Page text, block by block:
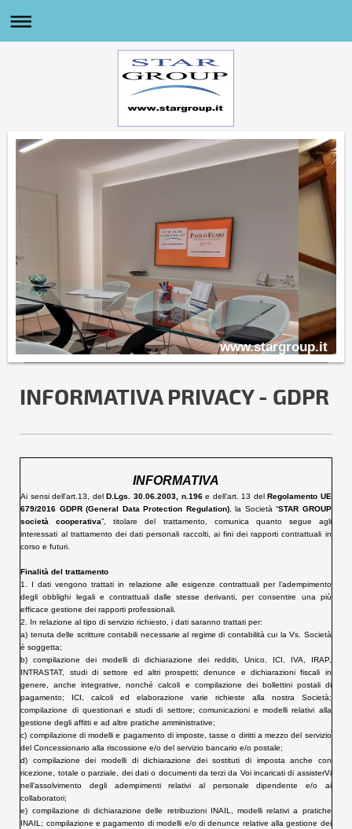
www.stargroup.it
INFORMATIVA PRIVACY - GDPR
INFORMATIVA
Ai sensi dell'art.13, delD.Lgs. 30.06.2003, n.196e dell’art. 13 delRegolamento UE
679/2016 GDPR (General Data Protection Regulation), la Società “STAR GROUP
società cooperativa”, titolare del trattamento, comunica quanto segue agli
interessati al trattamento dei dati personali raccolti, ai fini dei rapporti contrattuali in
corso e futuri.
Finalità del trattamento
1. I dati vengono trattati in relazione alle esigenze contrattuali per l’adempimento
degli obblighi legali e contrattuali dalle stesse derivanti, per consentire una più
efficace gestione dei rapporti professionali.
2. In relazione al tipo di servizio richiesto, i dati saranno trattati per:
a) tenuta delle scritture contabili necessarie al regime di contabilità cui la Vs. Società
è soggetta;
b) compilazione dei modelli di dichiarazione dei redditi, Unico, ICI, IVA, IRAP,
INTRASTAT, studi di settore ed altri prospetti; denunce e dichiarazioni fiscali in
genere, anche integrative, nonché calcoli e compilazione dei bollettini postali di
pagamento; ICI, calcoli ed elaborazione varie richieste alla nostra Società;
compilazione di questionari e studi di settore; comunicazioni e modelli relativi alla
gestione degli affitti e ad altre pratiche amministrative;
c) compilazione di modelli e pagamento di imposte, tasse o diritti a mezzo del servizio
del Concessionario alla riscossione e/o del servizio bancario e/o postale;
d) compilazione dei modelli di dichiarazione dei sostituti di imposta anche con
ricezione, totale o parziale, dei dati o documenti da terzi da Voi incaricati di assisterVi
nell’assolvimento degli adempimenti relativi al personale dipendente e/o ai
collaboratori;
e) compilazione di dichiarazione delle retribuzioni INAIL, modelli relativi a pratiche
INAIL; compilazione e pagamento di modelli e/o di denunce relative alla gestione dei